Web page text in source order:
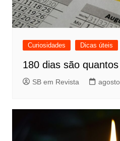
Curiosidades Dicas úteis
180 dias são
SB em Revista